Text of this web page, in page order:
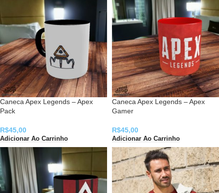
Caneca Apex Legends – Apex
Pack
R$45,00
Adicionar Ao Carrinho
Caneca Apex Legends – Apex
Gamer
R$45,00
Adicionar Ao Carrinho